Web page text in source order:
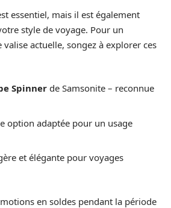
essentiel, mais il est également
style de voyage. Pour un
actuelle, songez à explorer ces
Spinner de Samsonite – reconnue
option adaptée pour un usage
et élégante pour voyages
en soldes pendant la période